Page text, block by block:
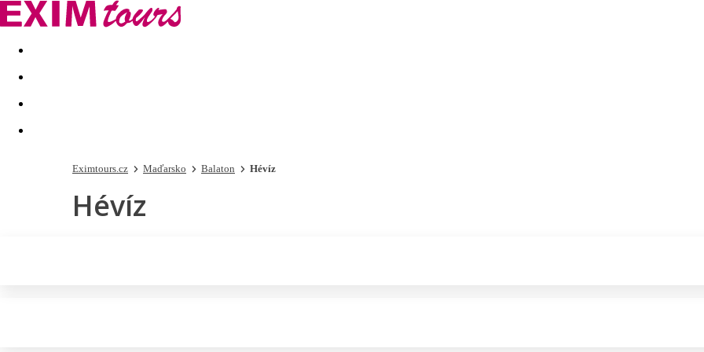
Akční nabídky Last minute
Eximtours.cz Maďarsko Balaton Hévíz
Hévíz